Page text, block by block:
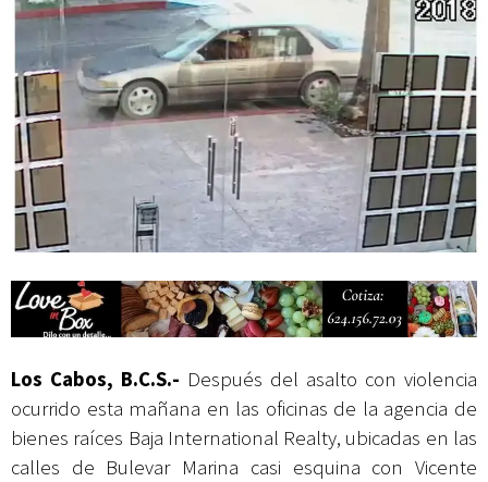
Abierto Los Cabos celebra 10 años con un cuadro de lujo y con
actividades de acceso libre
Los Cabos, B.C.S.- Después del asalto con violencia
ocurrido esta mañana en las oficinas de la agencia de
bienes raíces Baja International Realty, ubicadas en las
calles de Bulevar Marina casi esquina con Vicente